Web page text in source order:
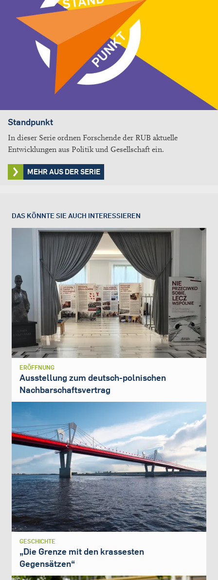
Standpunkt
In dieser Serie ordnen Forschende der RUB aktuelle
Entwicklungen aus Politik und Gesellschaft ein.
MEHR AUS DER SERIE
DAS KÖNNTE SIE AUCH INTERESSIEREN
ERÖFFNUNG
Ausstellung zum deutsch-polnischen
Nachbarschaftsvertrag
GESCHICHTE
„Die Grenze mit den krassesten
Gegensätzen“